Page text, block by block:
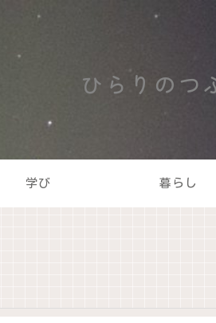
ひらりのつ
学び 暮らし